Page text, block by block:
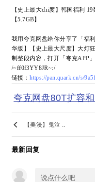
【史上最大chi度】韩国福利
【5.7GB】
我用夸克网盘给你分享了「福
华版】【史上最大尺度】大灯
制整段内容，打开「夸克APP」
/~ff0f3YY8JR~:/
链接：https://pan.quark.cn/s/
夸克网盘80T扩容
keyboard_arrow_left 【美漫】鬼泣 ..
最新回复